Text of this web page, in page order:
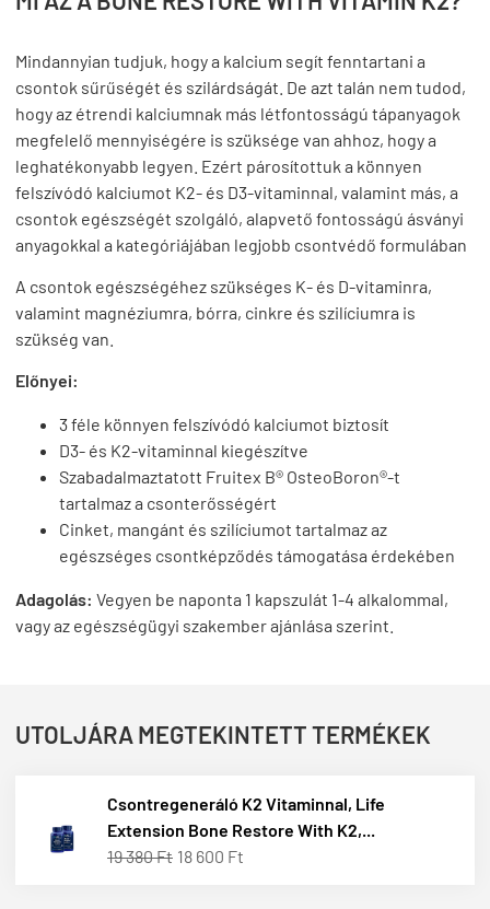
Mindannyian tudjuk, hogy a kalcium segít fenntartani a
csontok sűrűségét és szilárdságát. De azt talán nem tudod,
hogy az étrendi kalciumnak más létfontosságú tápanyagok
megfelelő mennyiségére is szüksége van ahhoz, hogy a
leghatékonyabb legyen. Ezért párosítottuk a könnyen
felszívódó kalciumot K2- és D3-vitaminnal, valamint más, a
csontok egészségét szolgáló, alapvető fontosságú ásványi
anyagokkal a kategóriájában legjobb csontvédő formulában
A csontok egészségéhez szükséges K- és D-vitaminra,
valamint magnéziumra, bórra, cinkre és szilíciumra is
szükség van.
Előnyei:
3 féle könnyen felszívódó kalciumot biztosít
D3- és K2-vitaminnal kiegészítve
Szabadalmaztatott Fruitex B® OsteoBoron®-t
tartalmaz a csonterősségért
Cinket, mangánt és szilíciumot tartalmaz az
egészséges csontképződés támogatása érdekében
Adagolás: Vegyen be naponta 1 kapszulát 1-4 alkalommal,
vagy az egészségügyi szakember ajánlása szerint.
UTOLJÁRA MEGTEKINTETT TERMÉKEK
Csontregeneráló K2 Vitaminnal, Life
Extension Bone Restore With K2,...
19 380 Ft 18 600 Ft